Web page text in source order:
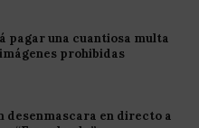
pagar una cuantiosa multa
prohibidas
desenmascara en directo a